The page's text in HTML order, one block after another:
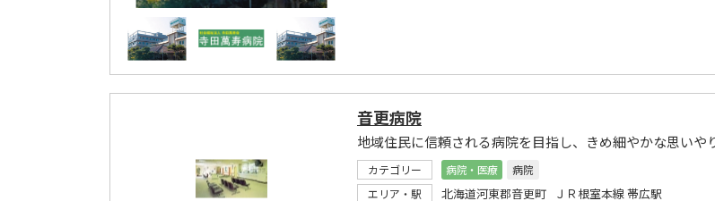
音更病院
カテゴリー 病院・医療
病院
エリア・駅
北海道河東郡音更町 ＪＲ根室本線 帯広駅